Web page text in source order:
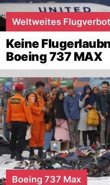
Weltweites Flugverbot
Keine
Boeing 737 MAX
Boeing 737 Max